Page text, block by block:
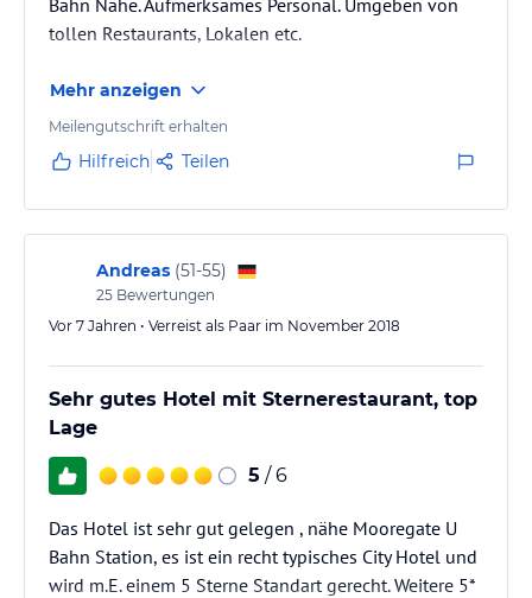
tollen Restaurants, Lokalen etc.
Mehr anzeigen
Meilengutschrift erhalten
Hilfreich Teilen
Andreas (51-55)
25 Bewertungen
Vor 7 Jahren • Verreist als Paar im November 2018
Sehr gutes Hotel mit Sternerestaurant, top
Lage
5 / 6
Das Hotel ist sehr gut gelegen , nähe Mooregate U
Bahn Station, es ist ein recht typisches City Hotel und
wird m.E. einem 5 Sterne Standart gerecht. Weitere 5*